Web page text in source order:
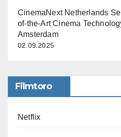
CinemaNext Netherlands
of-the-Art Cinema
Amsterdam
02.09.2025
Filmtoro
Netflix